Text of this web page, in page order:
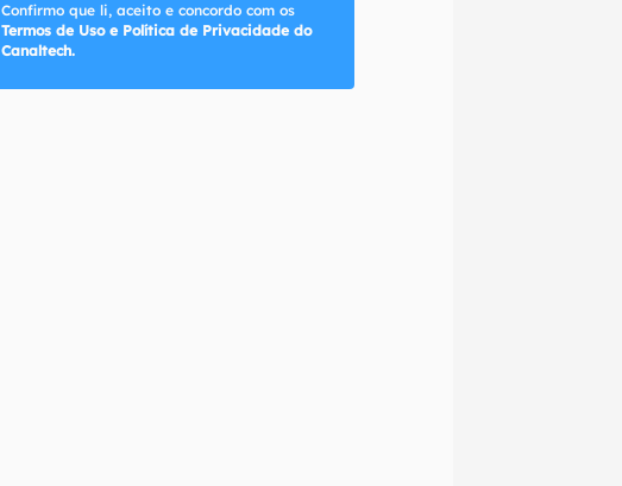
Confirmo que li, aceito e concordo com os
Termos de Uso e Política de Privacidade do
Canaltech.